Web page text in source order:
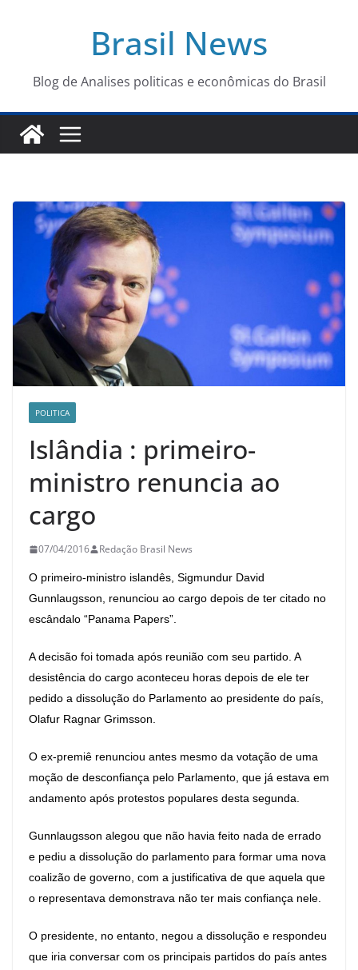
conteúdo
Brasil News
Blog de Analises politicas e econômicas do Brasil
POLITICA
Islândia : primeiro-
ministro renuncia ao
cargo
07/04/2016 Redação Brasil News
O primeiro-ministro islandês, Sigmundur David
Gunnlaugsson, renunciou ao cargo depois de ter citado no
escândalo “Panama Papers”.
A decisão foi tomada após reunião com seu partido. A
desistência do cargo aconteceu horas depois de ele ter
pedido a dissolução do Parlamento ao presidente do país,
Olafur Ragnar Grimsson.
O ex-premiê renunciou antes mesmo da votação de uma
moção de desconfiança pelo Parlamento, que já estava em
andamento após protestos populares desta segunda.
Gunnlaugsson alegou que não havia feito nada de errado
e pediu a dissolução do parlamento para formar uma nova
coalizão de governo, com a justificativa de que aquela que
o representava demonstrava não ter mais confiança nele.
O presidente, no entanto, negou a dissolução e respondeu
que iria conversar com os principais partidos do país antes